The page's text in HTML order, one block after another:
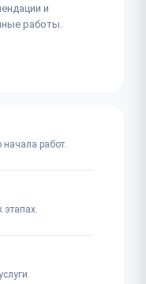
и
работы.
работ.
этапах.